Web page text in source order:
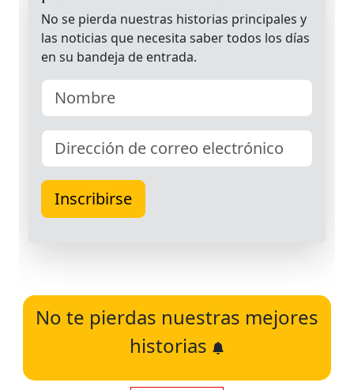
No te pierdas nuestras mejores
historias